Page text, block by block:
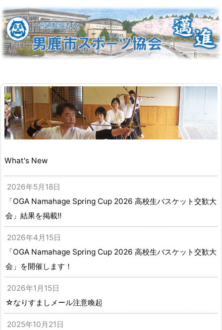
What's New
2026年5月18日
「OGA Namahage Spring Cup 2026 高校生バスケット交歓大
会」結果を掲載!!
2026年4月15日
「OGA Namahage Spring Cup 2026 高校生バスケット交歓大
会」を開催します！
2026年1月15日
☆なりすましメール注意喚起
2025年10月21日